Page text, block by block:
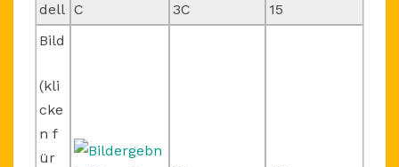
dell C
3C
15
Bild
(kli
cke
n f
ür